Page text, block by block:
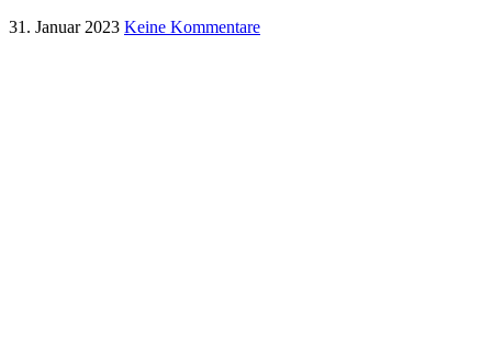
31. Januar 2023 Keine Kommentare